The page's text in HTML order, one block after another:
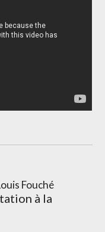
Fouché
à la